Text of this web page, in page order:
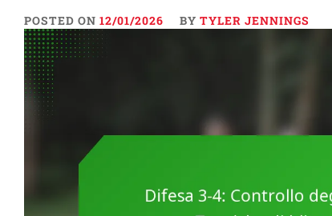
POSTED ON 12/01/2026 BY TYLER JENNINGS